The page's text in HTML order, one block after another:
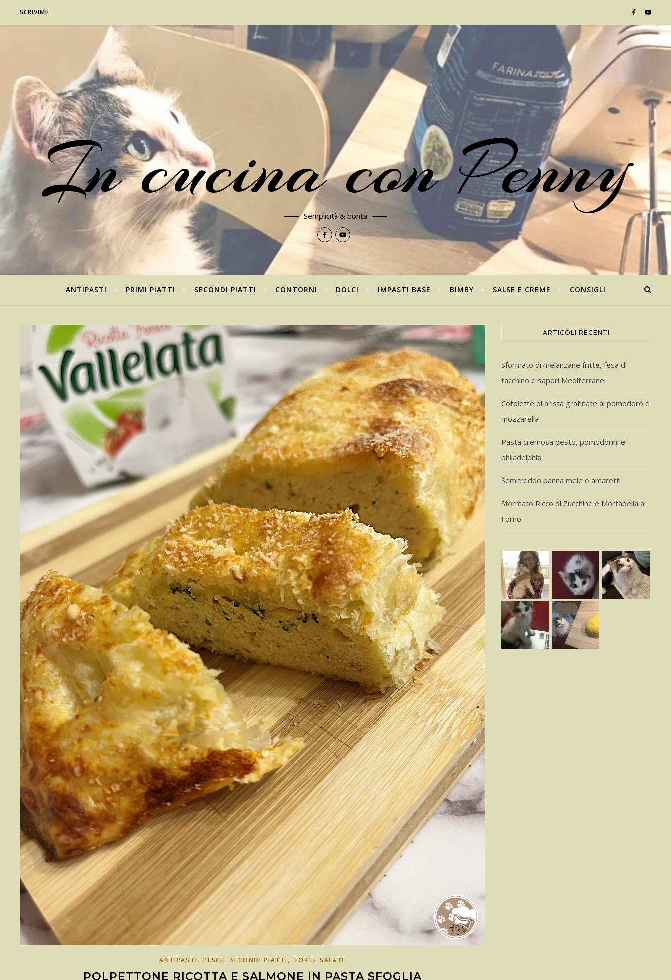
SCRIVIMI!
In cucina con Penny
Semplicità & bontà
ANTIPASTI PRIMI PIATTI SECONDI PIATTI CONTORNI DOLCI IMPASTI BASE BIMBY SALSE E CREME CONSIGLI
ANTIPASTI,PESCE, SECONDI PIATTI, TORTE SALATE
POLPETTONE RICOTTA E SALMONE IN PASTA SFOGLIA
ARTICOLI RECENTI
Sformato di melanzane fritte, fesa di
tacchino e sapori Mediterranei
Cotolette di arista gratinate al pomodoro e
mozzarella
Pasta cremosa pesto, pomodorini e
philadelphia
Semifreddo panna mele e amaretti
Sformato Ricco di Zucchine e Mortadella al
Forno